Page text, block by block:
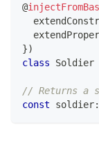
@
})
class
Soldier
// Returns a
const soldier: